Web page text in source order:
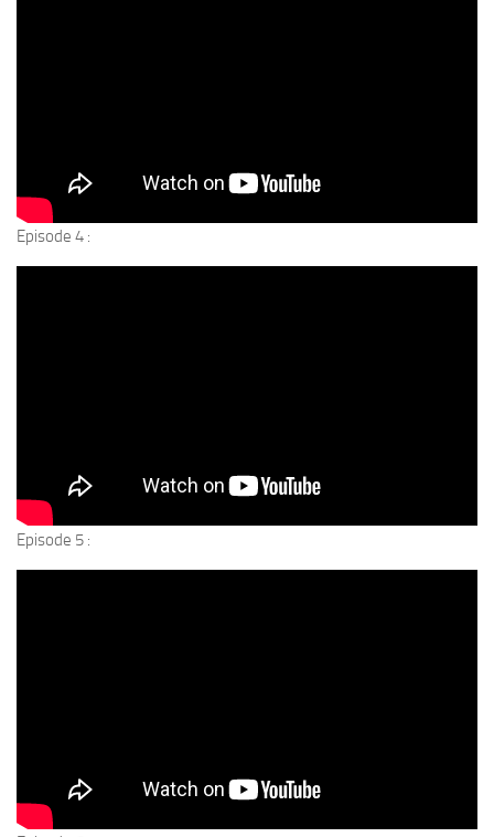
Episode 4 :
Episode 5 :